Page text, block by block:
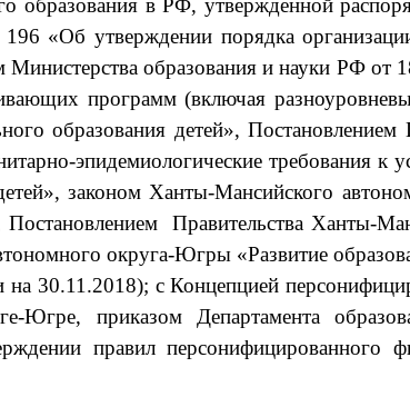
образования в РФ, утвержденной
«Об утверждении порядка организации
Министерства образования и науки РФ
программ (включая
образования детей»,Постановлением
эпидемиологические требования к
законом Ханты-Мансийского
Правительства Ханты-
округа-Югры «Развитие
30.11.2018); с Концепцией
Югре, приказом Департамента
правил